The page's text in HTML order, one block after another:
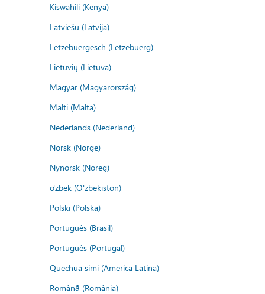
Kiswahili (Kenya)
Latviešu (Latvija)
Lëtzebuergesch (Lëtzebuerg)
Lietuvių (Lietuva)
Magyar (Magyarország)
Malti (Malta)
Nederlands (Nederland)
Norsk (Norge)
Nynorsk (Noreg)
o'zbek (O'zbekiston)
Polski (Polska)
Português (Brasil)
Português (Portugal)
Quechua simi (America Latina)
Română (România)